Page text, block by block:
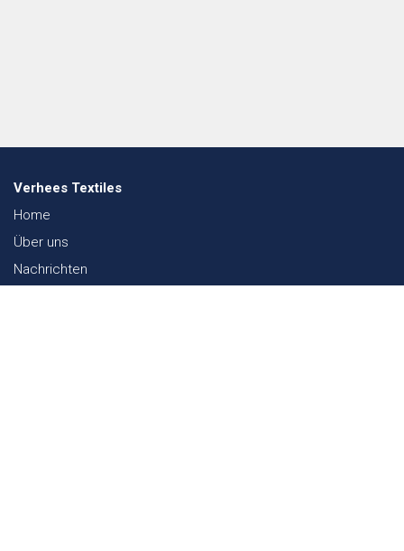
Verhees Textiles
Home
Über uns
Nachrichten